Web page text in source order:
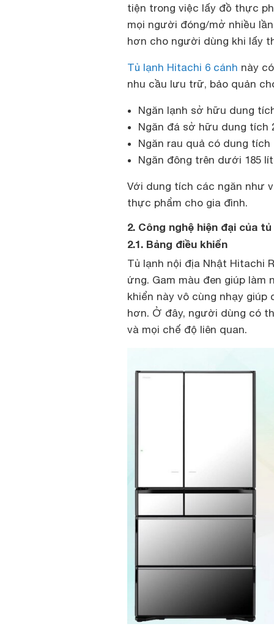
tiện trong việc lấy đồ thực
mọi người đóng/mở nhiều
hơn cho người dùng khi lấy
Tủ lạnh Hitachi 6 cánh này
nhu cầu lưu trữ, bảo quản
Ngăn lạnh sở hữu dung
Ngăn đá sở hữu dung tích
Ngăn rau quả có dung tích
Ngăn đông trên dưới 185
Với dung tích các ngăn như
thực phẩm cho gia đình.
2. Công nghệ hiện đại của
2.1. Bảng điều khiển
Tủ lạnh nội địa Nhật Hitachi
ứng. Gam màu đen giúp làm
khiển này vô cùng nhạy
hơn. Ở đây, người dùng có
và mọi chế độ liên quan.